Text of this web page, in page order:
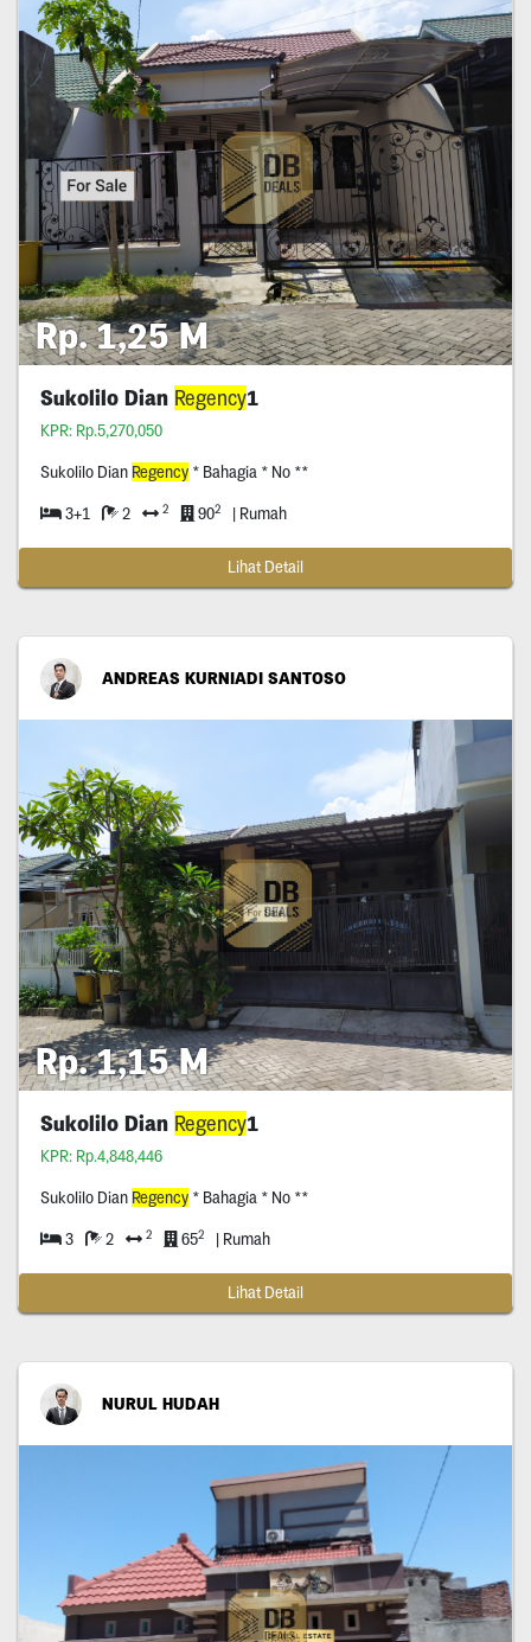
Rp. 1,25 M
Sukolilo Dian Regency1
KPR: Rp.5,270,050
Sukolilo Dian Regency* Bahagia * No **
3+1 2 2 902 | Rumah
Lihat Detail
ANDREAS KURNIADI SANTOSO
Rp. 1,15 M
Sukolilo Dian Regency1
KPR: Rp.4,848,446
Sukolilo Dian Regency* Bahagia * No **
3 2 2 652 | Rumah
Lihat Detail
NURUL HUDAH